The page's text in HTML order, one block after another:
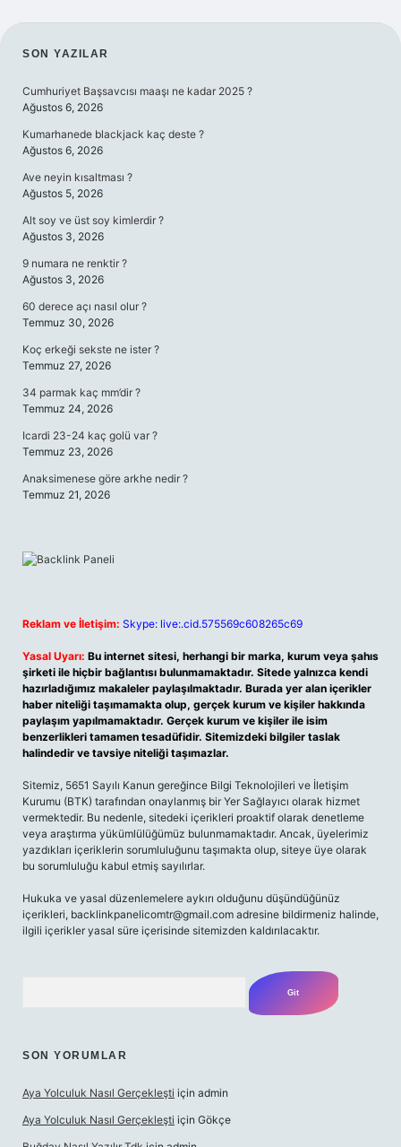
SIDEBAR
SON YAZILAR
Cumhuriyet Başsavcısı maaşı ne kadar 2025 ?
Ağustos 6, 2026
Kumarhanede blackjack kaç deste ?
Ağustos 6, 2026
Ave neyin kısaltması ?
Ağustos 5, 2026
Alt soy ve üst soy kimlerdir ?
Ağustos 3, 2026
9 numara ne renktir ?
Ağustos 3, 2026
60 derece açı nasıl olur ?
Temmuz 30, 2026
Koç erkeği sekste ne ister ?
Temmuz 27, 2026
34 parmak kaç mm’dir ?
Temmuz 24, 2026
Icardi 23-24 kaç golü var ?
Temmuz 23, 2026
Anaksimenese göre arkhe nedir ?
Temmuz 21, 2026
Reklam ve İletişim: Skype: live:.cid.575569c608265c69
Yasal Uyarı: Bu internet sitesi, herhangi bir marka, kurum veya şahıs
şirketi ile hiçbir bağlantısı bulunmamaktadır. Sitede yalnızca kendi
hazırladığımız makaleler paylaşılmaktadır. Burada yer alan içerikler
haber niteliği taşımamakta olup, gerçek kurum ve kişiler hakkında
paylaşım yapılmamaktadır. Gerçek kurum ve kişiler ile isim
benzerlikleri tamamen tesadüfidir. Sitemizdeki bilgiler taslak
halindedir ve tavsiye niteliği taşımazlar.
Sitemiz, 5651 Sayılı Kanun gereğince Bilgi Teknolojileri ve İletişim
Kurumu (BTK) tarafından onaylanmış bir Yer Sağlayıcı olarak hizmet
vermektedir. Bu nedenle, sitedeki içerikleri proaktif olarak denetleme
veya araştırma yükümlülüğümüz bulunmamaktadır. Ancak, üyelerimiz
yazdıkları içeriklerin sorumluluğunu taşımakta olup, siteye üye olarak
bu sorumluluğu kabul etmiş sayılırlar.
Hukuka ve yasal düzenlemelere aykırı olduğunu düşündüğünüz
içerikleri, backlinkpanelicomtr@gmail.com adresine bildirmeniz halinde,
ilgili içerikler yasal süre içerisinde sitemizden kaldırılacaktır.
SON YORUMLAR
Aya Yolculuk Nasıl Gerçekleşti için admin
Aya Yolculuk Nasıl Gerçekleşti için Gökçe